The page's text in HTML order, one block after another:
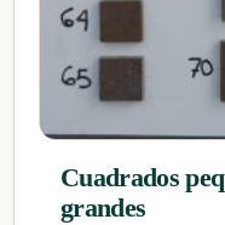
Cuadrados
grandes